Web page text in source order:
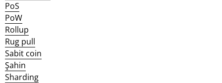
PoS
PoW
Rollup
Rug pull
Sabit coin
Şahin
Sharding